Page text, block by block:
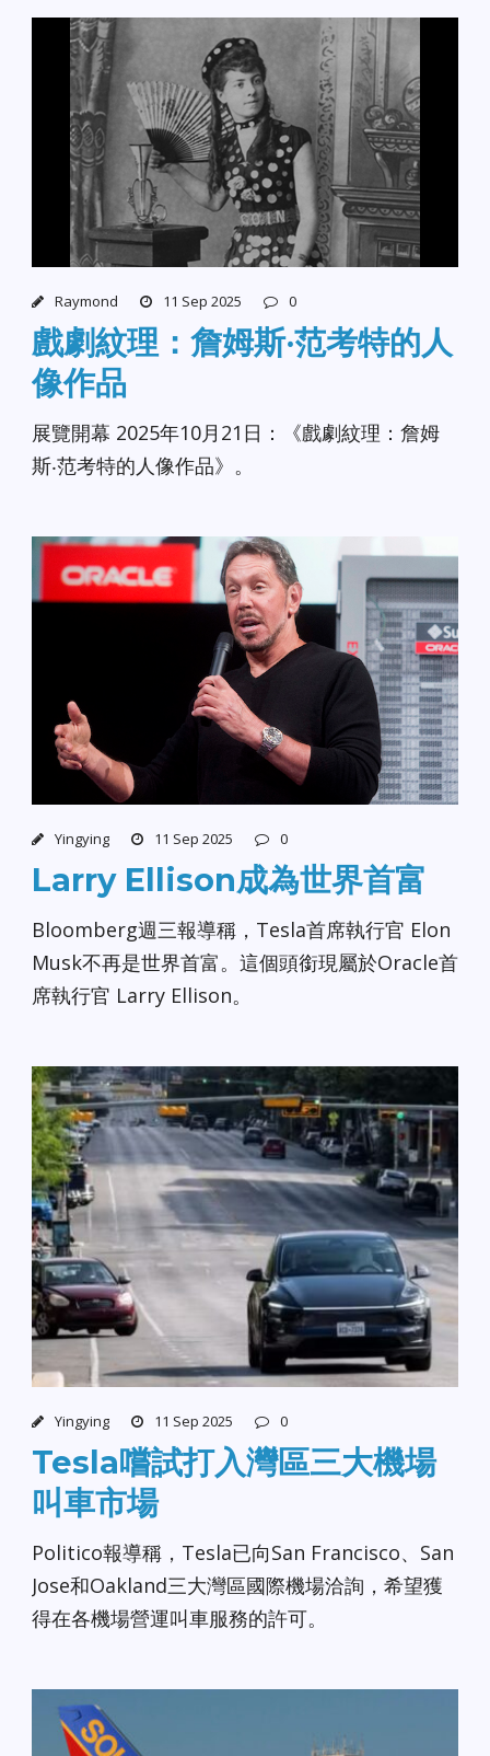
Raymond 11 Sep 2025 0
戲劇紋理：詹姆斯‧范考特的人
像作品
展覽開幕 2025年10月21日：《戲劇紋理：詹姆
斯‧范考特的人像作品》。
Yingying 11 Sep 2025 0
Larry Ellison成為世界首富
Bloomberg週三報導稱，Tesla首席執行官 Elon
Musk不再是世界首富。這個頭銜現屬於Oracle首
席執行官 Larry Ellison。
Yingying 11 Sep 2025 0
Tesla嚐試打入灣區三大機場
叫車市場
Politico報導稱，Tesla已向San Francisco、San
Jose和Oakland三大灣區國際機場洽詢，希望獲
得在各機場營運叫車服務的許可。